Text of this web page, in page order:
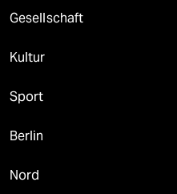
Gesellschaft
Kultur
Sport
Berlin
Nord